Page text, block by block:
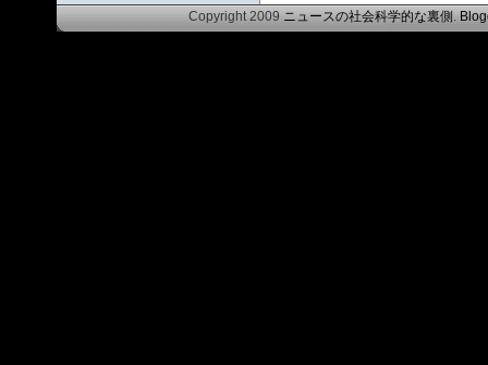
Copyright 2009 ニュースの社会科学的な裏側.